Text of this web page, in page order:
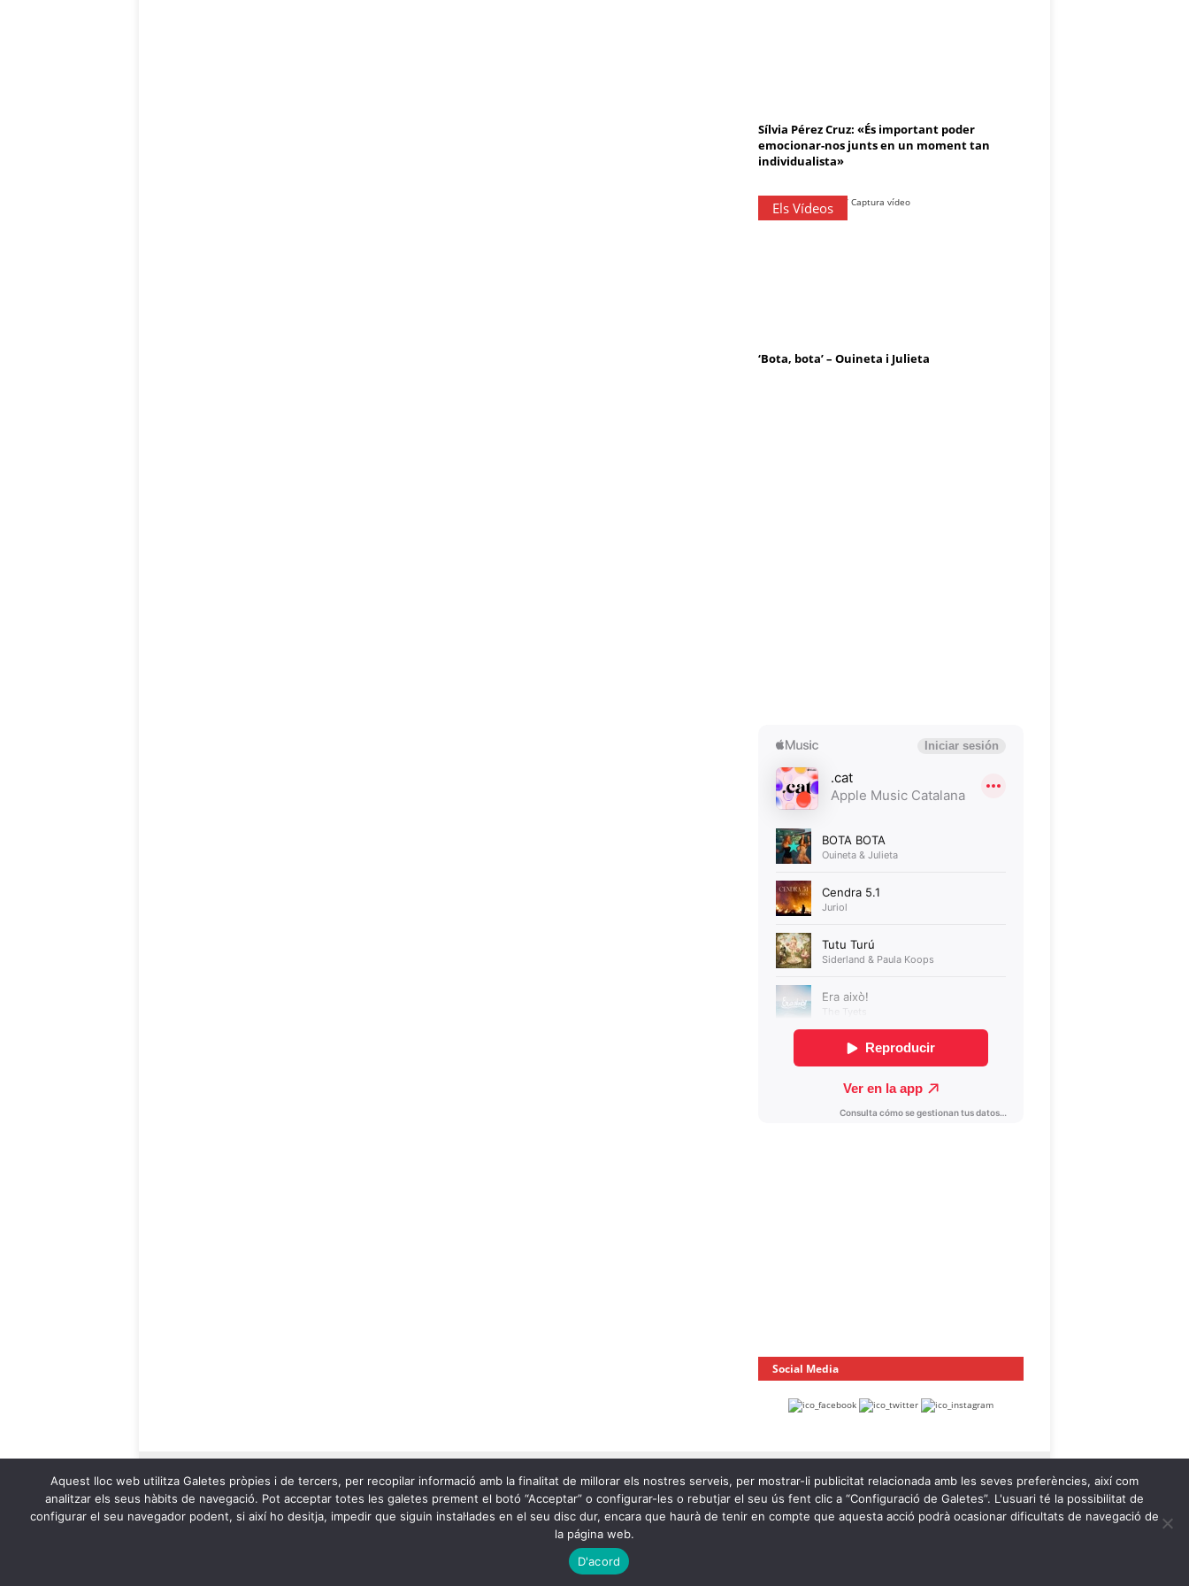
Sílvia Pérez Cruz: «És important poder
emocionar-nos junts en un moment tan
individualista»
Els Vídeos
‘Bota, bota’ – Ouineta i Julieta
Social Media
Aquest lloc web utilitza Galetes pròpies i de tercers, per recopilar informació amb la finalitat de millorar els nostres serveis, per mostrar-li publicitat relacionada amb les seves preferències, així com
analitzar els seus hàbits de navegació. Pot acceptar totes les galetes prement el botó “Acceptar” o configurar-les o rebutjar el seu ús fent clic a “Configuració de Galetes”. L'usuari té la possibilitat de
configurar el seu navegador podent, si així ho desitja, impedir que siguin instal·lades en el seu disc dur, encara que haurà de tenir en compte que aquesta acció podrà ocasionar dificultats de navegació de
la página web.
D'acord